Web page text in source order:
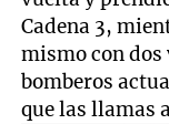
Cadena 3,
mismo con
bomberos
que las llamas